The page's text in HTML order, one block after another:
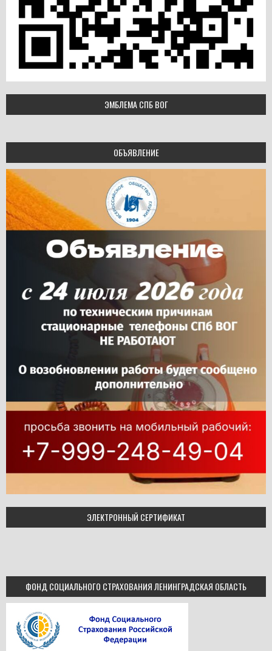
ЭМБЛЕМА СПБ ВОГ
ОБЪЯВЛЕНИЕ
ЭЛЕКТРОННЫЙ СЕРТИФИКАТ
ФОНД СОЦИАЛЬНОГО СТРАХОВАНИЯ ЛЕНИНГРАДСКАЯ ОБЛАСТЬ